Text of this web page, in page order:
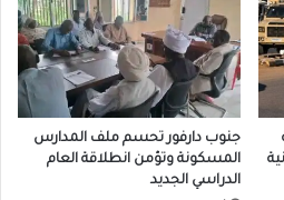
جنوب دارفور تحسم ملف المدارس
المسكونة وتؤمن انطلاقة العام
الدراسي الجديد